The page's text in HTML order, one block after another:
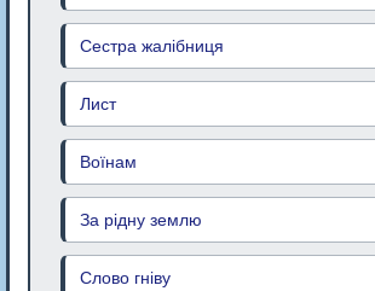
Сестра жалібниця
Лист
Воїнам
За рідну землю
Слово гніву